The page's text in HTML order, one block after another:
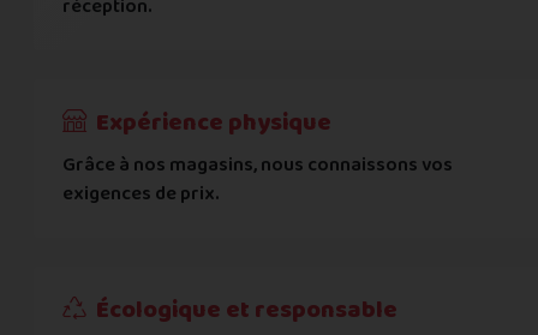
... puis comment vous payer !
réception.
Expérience physique
Grâce à nos magasins, nous connaissons vos
exigences de prix.
Écologique et responsable